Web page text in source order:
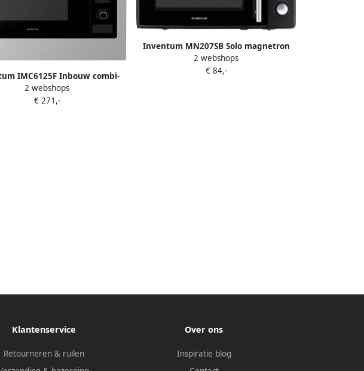
IMC6125F Inbouw combi-
Hetelucht Magnetron Grill 25
cm hoog Tot 220 graden RVS
2 webshops
€ 271,-
Inventum MN207SB Solo magnetron
20L 800W 8 kookprogramma's Display
Ontdooifunctie Zwart
2 webshops
€ 84,-
Klantenservice
Retourneren & ruilen
Over ons
Inspiratie blog